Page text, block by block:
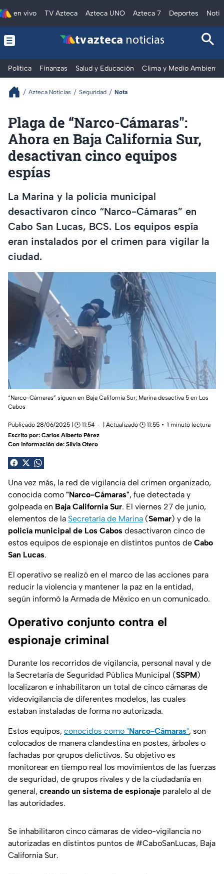
en vivo TV Azteca Azteca UNO Azteca 7 Deportes
tv azteca noticias
Política Finanzas Salud y Educación Clima y Medio Ambiente
Azteca Noticias Seguridad Nota
Plaga de “Narco-Cámaras":
Ahora en Baja California Sur,
desactivan cinco equipos
espías
La Marina y la policía municipal
desactivaron cinco “Narco-Cámaras” en
Cabo San Lucas, BCS. Los equipos espía
eran instalados por el crimen para vigilar la
ciudad.
“Narco-Cámaras” siguen en Baja California Sur; Marina desactiva 5 en Los
Cabos
Publicado 28/06/2025 | 🕑 11:54 | Actualizado 🕑 11:55
1 minuto lectura
Escrito por: Carlos Alberto Pérez
Con información de: Silvia Otero
Una vez más, la red de vigilancia del crimen organizado,
conocida como "Narco-Cámaras", fue detectada y
golpeada en Baja California Sur. El viernes 27 de junio,
elementos de la Secretaría de Marina (Semar) y de la
policía municipal de Los Cabos desactivaron cinco de
estos equipos de espionaje en distintos puntos de Cabo
San Lucas.
El operativo se realizó en el marco de las acciones para
reducir la violencia y mantener la paz en la entidad,
según informó la Armada de México en un comunicado.
Operativo conjunto contra el
espionaje criminal
Durante los recorridos de vigilancia, personal naval y de
la Secretaría de Seguridad Pública Municipal (SSPM)
localizaron e inhabilitaron un total de cinco cámaras de
videovigilancia de diferentes modelos, las cuales
estaban instaladas de forma no autorizada.
Estos equipos, conocidos como "Narco-Cámaras", son
colocados de manera clandestina en postes, árboles o
fachadas por grupos delictivos. Su objetivo es
monitorear en tiempo real los movimientos de las fuerzas
de seguridad, de grupos rivales y de la ciudadanía en
general, creando un sistema de espionaje paralelo al de
las autoridades.
Se inhabilitaron cinco cámaras de video-vigilancia no
autorizadas en distintos puntos de #CaboSanLucas, Baja
California Sur.